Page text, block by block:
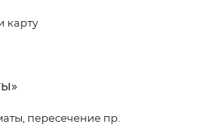
карту
пересечение пр.